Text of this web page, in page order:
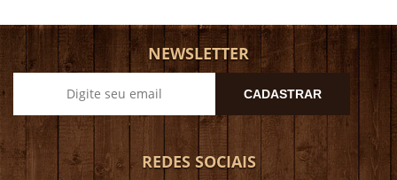
NEWSLETTER
CADASTRAR
REDES SOCIAIS